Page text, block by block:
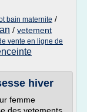
bain maternite /
/ vetement
vente en ligne de
hiver
femme